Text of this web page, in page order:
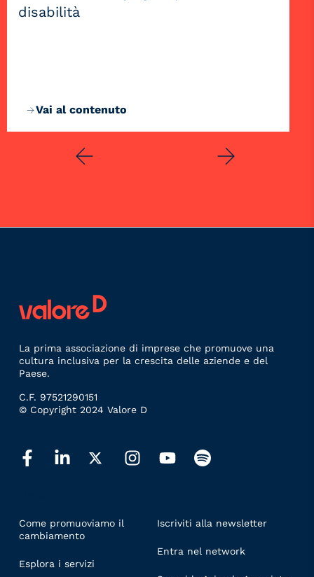
disabilità
Vai al contenuto
La prima associazione di imprese che promuove una
cultura inclusiva per la crescita delle aziende e del
Paese.
C.F. 97521290151
© Copyright 2024 Valore D
Come promuoviamo il
cambiamento
Esplora i servizi
Iscriviti alla newsletter
Entra nel network